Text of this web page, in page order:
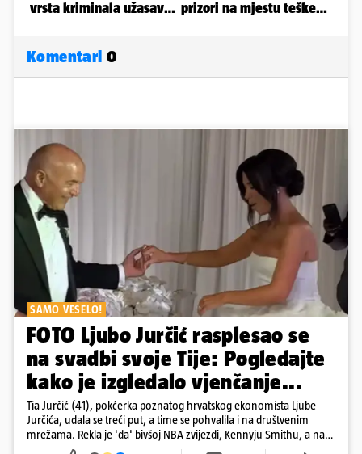
Komentari 0
SAMO VESELO!
FOTO Ljubo Jurčić rasplesao se
na svadbi svoje Tije: Pogledajte
kako je izgledalo vjenčanje...
Tia Jurčić (41), pokćerka poznatog hrvatskog ekonomista Ljube
Jurčića, udala se treći put, a time se pohvalila i na društvenim
mrežama. Rekla je 'da' bivšoj NBA zvijezdi, Kennyju Smithu, a na
snimkama i fotografijama je pokazala vesele trenutke s vjenčanja